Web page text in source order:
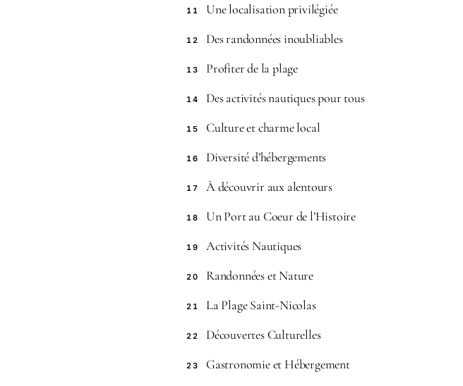
11 Une localisation privilégiée
12 Des randonnées inoubliables
13 Profiter de la plage
14 Des activités nautiques pour tous
15 Culture et charme local
16 Diversité d’hébergements
17 À découvrir aux alentours
18 Un Port au Coeur de l’Histoire
19 Activités Nautiques
20 Randonnées et Nature
21 La Plage Saint-Nicolas
22 Découvertes Culturelles
23
Gastronomie et Hébergement